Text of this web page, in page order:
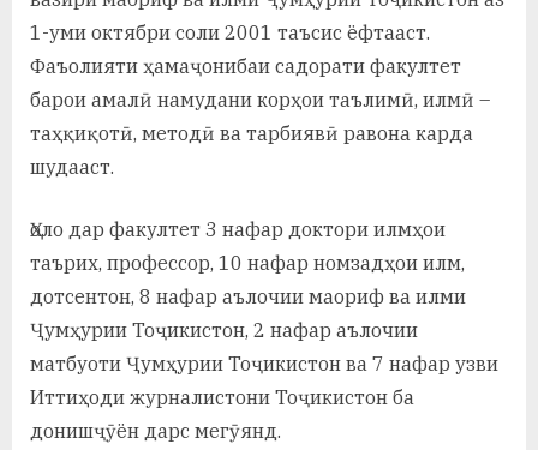
о
м
о
с
р
1-уми октябри соли 2001 таъсис ёфтааст.
Фаъолияти ҳамаҷонибаи садорати факултет
барои амалӣ намудани корҳои таълимӣ, илмӣ –
таҳқиқотӣ, методӣ ва тарбиявӣ равона карда
шудааст.
Ҳоло дар факултет 3 нафар доктори илмҳои
таърих, профессор, 10 нафар номзадҳои илм,
дотсентон, 8 нафар аълочии маориф ва илми
Ҷумҳурии Тоҷикистон, 2 нафар аълочии
матбуоти Ҷумҳурии Тоҷикистон ва 7 нафар узви
Иттиҳоди журналистони Тоҷикистон ба
донишҷӯён дарс мегӯянд.